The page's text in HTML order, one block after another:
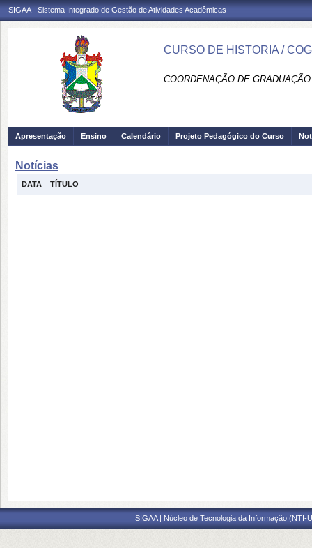
SIGAA - Sistema Integrado de Gestão de Atividades Acadêmicas
CURSO DE HISTORIA /
COORDENAÇÃO DE
Apresentação Ensino Calendário Projeto Pedagógico do Curso
Notícias
DATA TÍTULO
SIGAA | Núcleo de Tecnologia da Informação